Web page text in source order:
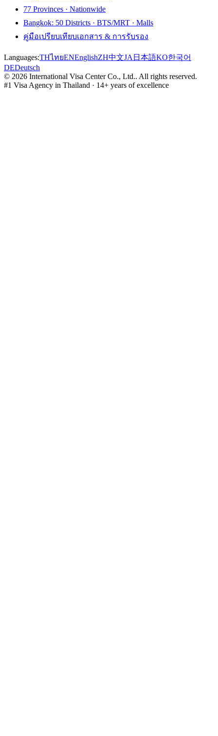
77 Provinces · Nationwide
Bangkok: 50 Districts · BTS/MRT · Malls
คู่มือเปรียบเทียบเอกสาร & การรับรอง
Languages:THไทยENEnglishZH中文JA 日本語KO한국어
DEDeutsch
© 2026 International Visa Center Co., Ltd.. All rights reserved.
#1 Visa Agency in Thailand · 14+ years of excellence